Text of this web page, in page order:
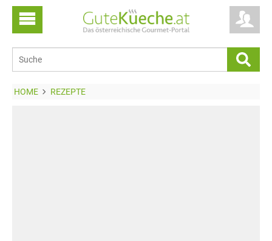
HOME REZEPTE